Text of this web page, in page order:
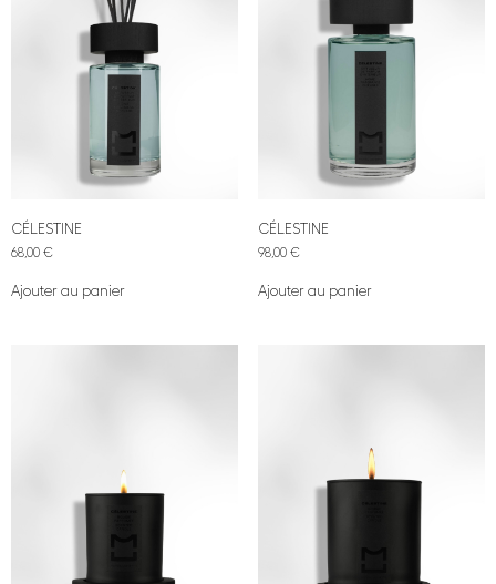
CÉLESTINE
68,00 €
Ajouter au panier
CÉLESTINE
98,00 €
Ajouter au panier